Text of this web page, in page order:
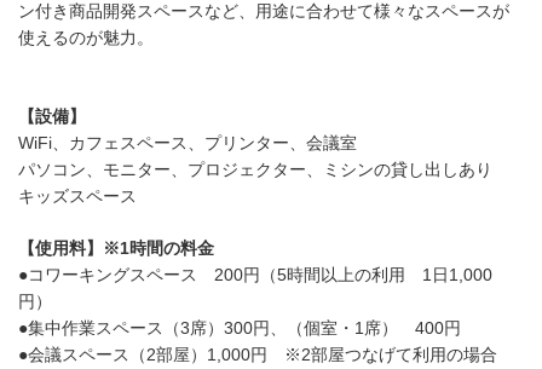
ン付き商品開発スペースなど、用途に合わせて様々なスペースが
使えるのが魅力。
【設備】
WiFi、カフェスペース、プリンター、会議室
パソコン、モニター、プロジェクター、ミシンの貸し出しあり
キッズスペース
【使用料】※1時間の料金
●コワーキングスペース 200円（5時間以上の利用 1日1,000
円）
●集中作業スペース（3席）300円、（個室・1席） 400円
●会議スペース（2部屋）1,000円 ※2部屋つなげて利用の場合